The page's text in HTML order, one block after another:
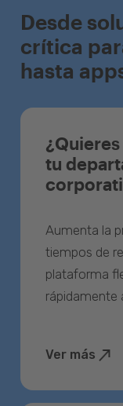
Desde
crítica
hasta
tu
Aumenta la
tiempos de
plataforma
rápidamente
Ver más